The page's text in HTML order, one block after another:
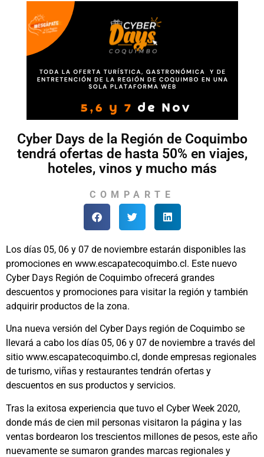
Cyber Days de la Región de Coquimbo
tendrá ofertas de hasta 50% en viajes,
hoteles, vinos y mucho más
COMPARTE
Los días 05, 06 y 07 de noviembre estarán disponibles las
promociones en www.escapatecoquimbo.cl. Este nuevo
Cyber Days Región de Coquimbo ofrecerá grandes
descuentos y promociones para visitar la región y también
adquirir productos de la zona.
Una nueva versión del Cyber Days región de Coquimbo se
llevará a cabo los días 05, 06 y 07 de noviembre a través del
sitio www.escapatecoquimbo.cl, donde empresas regionales
de turismo, viñas y restaurantes tendrán ofertas y
descuentos en sus productos y servicios.
Tras la exitosa experiencia que tuvo el Cyber Week 2020,
donde más de cien mil personas visitaron la página y las
ventas bordearon los trescientos millones de pesos, este año
nuevamente se sumaron grandes marcas regionales y